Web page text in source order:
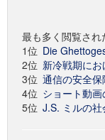
最も多く閲覧され
1位 Die
2位 新冷戦期にお
3位 通信の安全保
4位 ショート動画
5位 J.S. ミルの社